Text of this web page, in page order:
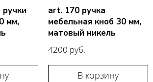
мм,
art. 170 ручка
мебельная кноб 30 мм,
матовый никель
4200 руб.
В корзину